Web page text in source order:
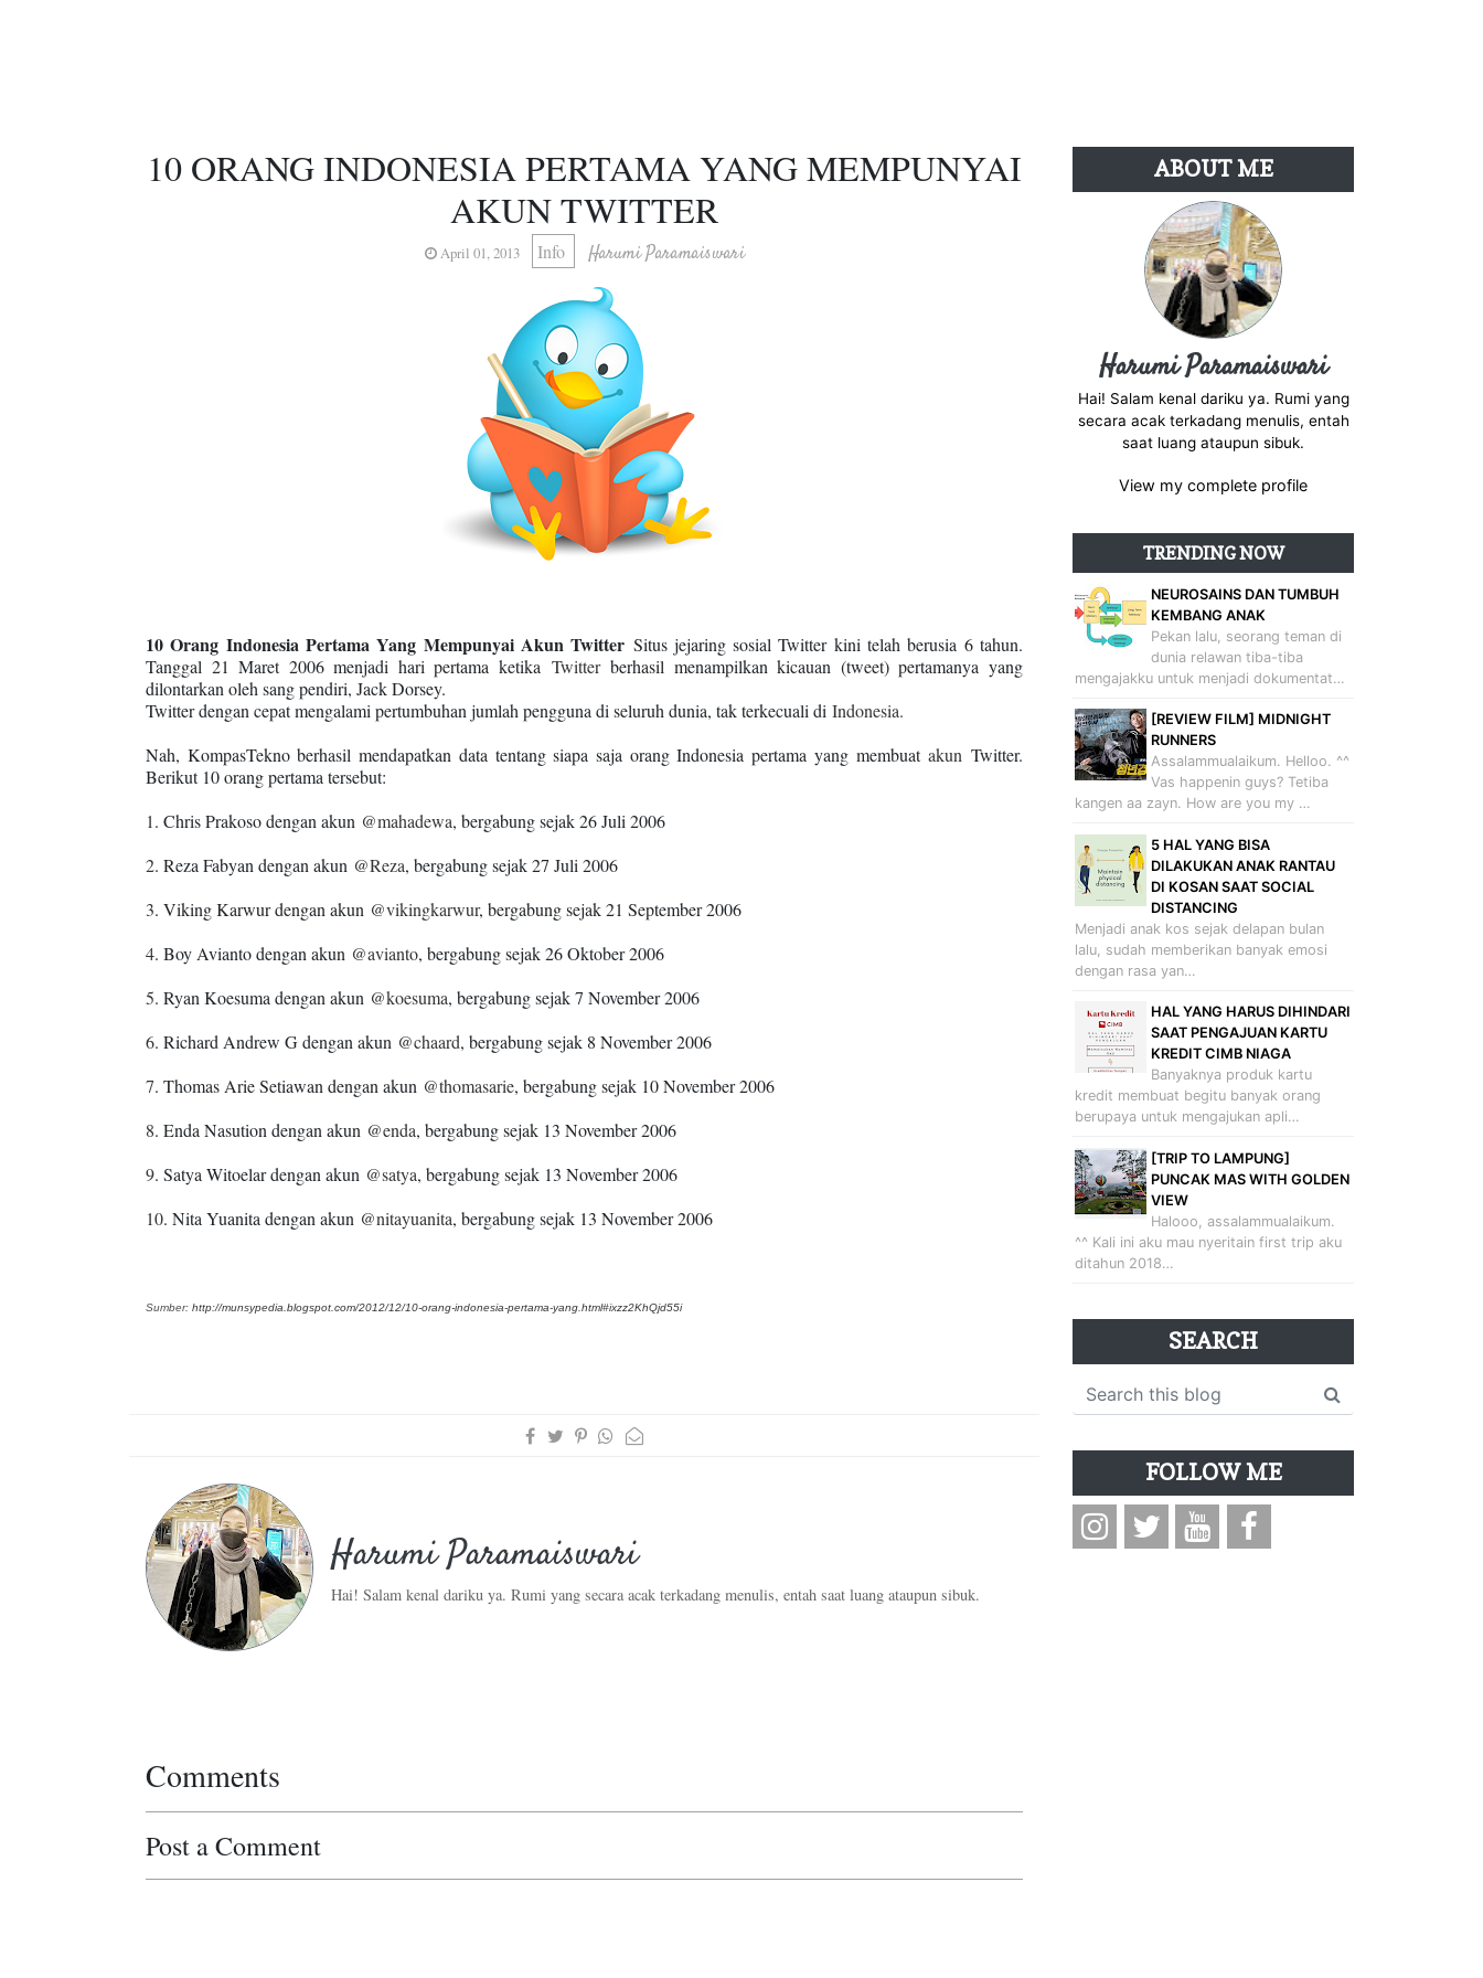
10 ORANG INDONESIA PERTAMA YANG MEMPUNYAI
AKUN TWITTER
April 01, 2013 Info Harumi Paramaiswari
10 Orang Indonesia Pertama Yang Mempunyai Akun Twitter Situs jejaring sosial Twitter kini telah berusia 6 tahun.
Tanggal 21 Maret 2006 menjadi hari pertama ketika Twitterberhasil menampilkan kicauan (tweet) pertamanya yang
dilontarkan oleh sang pendiri, Jack Dorsey.
Twitter dengan cepat mengalami pertumbuhan jumlah pengguna di seluruh dunia, tak terkecuali di Indonesia.
Nah, KompasTekno berhasil mendapatkan data tentang siapa saja orang Indonesia pertama yang membuatakun Twitter.
Berikut 10 orang pertama tersebut:
1. Chris Prakoso dengan akun @mahadewa, bergabung sejak 26 Juli 2006
2. Reza Fabyan dengan akun @Reza, bergabung sejak 27 Juli 2006
3. Viking Karwur dengan akun @vikingkarwur, bergabung sejak 21 September 2006
4. Boy Avianto dengan akun @avianto, bergabung sejak 26 Oktober 2006
5. Ryan Koesuma dengan akun @koesuma, bergabung sejak 7 November 2006
6. Richard Andrew G dengan akun @chaard, bergabung sejak 8 November 2006
7. Thomas Arie Setiawan dengan akun @thomasarie, bergabung sejak 10 November 2006
8. Enda Nasution dengan akun @enda, bergabung sejak 13 November 2006
9. Satya Witoelar dengan akun @satya, bergabung sejak 13 November 2006
10. Nita Yuanita dengan akun @nitayuanita, bergabung sejak 13 November 2006
Sumber: http://munsypedia.blogspot.com/2012/12/10-orang-indonesia-pertama-yang.html#ixzz2KhQjd55i
Harumi Paramaiswari
Hai! Salam kenal dariku ya. Rumi yang secara acak terkadang menulis, entah saat luang ataupun sibuk.
Comments
Post a Comment
ABOUT ME
Harumi Paramaiswari
Hai! Salam kenal dariku ya. Rumi yang
secara acak terkadang menulis, entah
saat luang ataupun sibuk.
View my complete profile
TRENDING NOW
NEUROSAINS DAN TUMBUH
KEMBANG ANAK
Pekan lalu, seorang teman di
dunia relawan tiba-tiba
mengajakku untuk menjadi dokumentat…
[REVIEW FILM] MIDNIGHT
RUNNERS
Assalammualaikum. Helloo. ^^
Vas happenin guys? Tetiba
kangen aa zayn. How are you my …
5 HAL YANG BISA
DILAKUKAN ANAK RANTAU
DI KOSAN SAAT SOCIAL
DISTANCING
Menjadi anak kos sejak delapan bulan
lalu, sudah memberikan banyak emosi
dengan rasa yan…
HAL YANG HARUS DIHINDARI
SAAT PENGAJUAN KARTU
KREDIT CIMB NIAGA
Banyaknya produk kartu
kredit membuat begitu banyak orang
berupaya untuk mengajukan apli…
[TRIP TO LAMPUNG]
PUNCAK MAS WITH GOLDEN
VIEW
Halooo, assalammualaikum.
^^ Kali ini aku mau nyeritain first trip aku
ditahun 2018…
SEARCH
FOLLOW ME